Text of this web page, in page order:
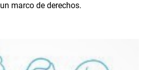
marco de derechos.